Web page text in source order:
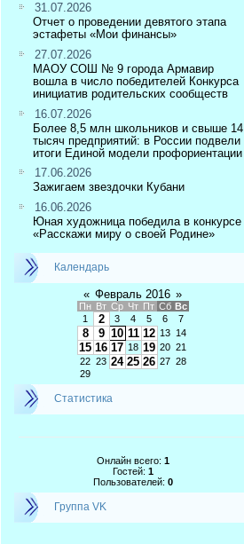
31.07.2026
Отчет о проведении девятого этапа
эстафеты «Мои финансы»
27.07.2026
МАОУ СОШ № 9 города Армавир
вошла в число победителей Конкурса
инициатив родительских сообществ
16.07.2026
Более 8,5 млн школьников и свыше 14
тысяч предприятий: в России подвели
итоги Единой модели профориентации
17.06.2026
Зажигаем звездочки Кубани
16.06.2026
Юная художница победила в конкурсе
«Расскажи миру о своей Родине»
Календарь
« Февраль 2016 »
Пн Вт Ср Чт Пт Сб Вс
1
2 3 4 5 6 7
8 9 10 11 12 13 14
15 16 17 18 19 20 21
22 23 24 25 26 27 28
29
Статистика
Онлайн всего: 1
Гостей: 1
Пользователей: 0
Группа VK